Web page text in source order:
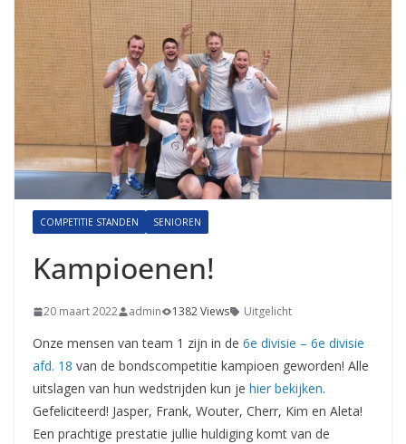
COMPETITIE STANDEN SENIOREN
Kampioenen!
20 maart 2022 admin 1382 Views Uitgelicht
Onze mensen van team 1 zijn in de 6e divisie – 6e divisie
afd. 18 van de bondscompetitie kampioen geworden! Alle
uitslagen van hun wedstrijden kun je hier bekijken.
Gefeliciteerd! Jasper, Frank, Wouter, Cherr, Kim en Aleta!
Een prachtige prestatie jullie huldiging komt van de